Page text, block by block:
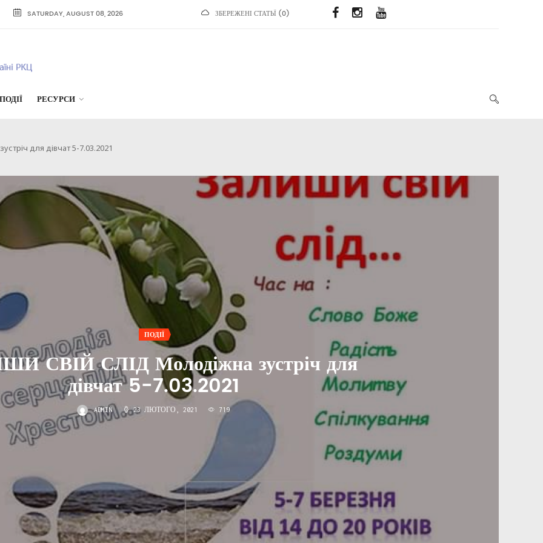
SATURDAY, AUGUST 08, 2026 ЗБЕРЕЖЕНІ СТАТЬЇ (0)
ПОДІЇ РЕСУРСИ
для дівчат 5-7.03.2021
ПОДІЇ
СВІЙ СЛІД Молодіжна зустріч для
дівчат 5-7.03.2021
ADMIN 23 ЛЮТОГО, 2021 719